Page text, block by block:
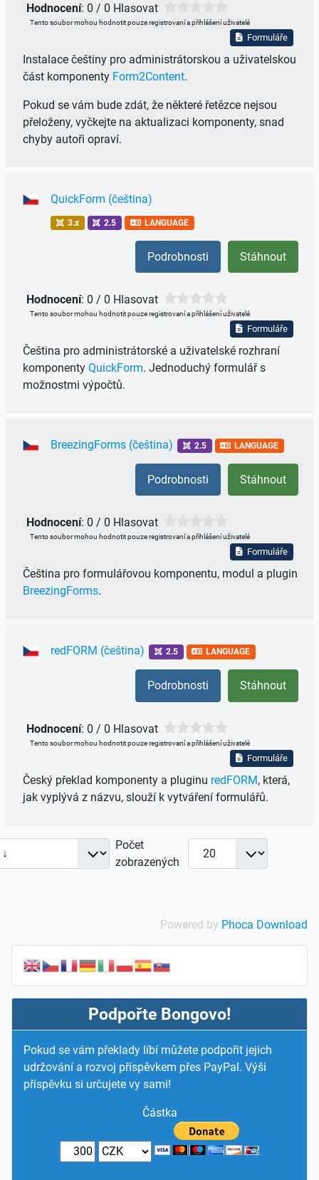
Hodnocení: 0 / 0 Hlasovat
Tento soubor mohou hodnotit pouze registrovaní a přihlášení uživatelé
Formuláře
Instalace češtiny pro administrátorskou a uživatelskou
část komponenty Form2Content.
Pokud se vám bude zdát, že některé řetězce nejsou
přeloženy, vyčkejte na aktualizaci komponenty, snad
chyby autoři opraví.
QuickForm (čeština)
3.x 2.5 LANGUAGE
Stáhnout
Podrobnosti
Hodnocení: 0 / 0 Hlasovat
Tento soubor mohou hodnotit pouze registrovaní a přihlášení uživatelé
Formuláře
Čeština pro administrátorské a uživatelské rozhraní
komponenty QuickForm. Jednoduchý formulář s
možnostmi výpočtů.
BreezingForms (čeština) 2.5 LANGUAGE
Stáhnout
Podrobnosti
Hodnocení: 0 / 0 Hlasovat
Tento soubor mohou hodnotit pouze registrovaní a přihlášení uživatelé
Formuláře
Čeština pro formulářovou komponentu, modul a plugin
BreezingForms.
redFORM (čeština) 2.5 LANGUAGE
Stáhnout
Podrobnosti
Hodnocení: 0 / 0 Hlasovat
Tento soubor mohou hodnotit pouze registrovaní a přihlášení uživatelé
Formuláře
Český překlad komponenty a pluginu redFORM, která,
jak vyplývá z názvu, slouží k vytváření formulářů.
Počet
zobrazených
Powered by Phoca Download
Podpořte Bongovo!
Pokud se vám překlady líbí můžete podpořit jejich
udržování a rozvoj příspěvkem přes PayPal. Výši
příspěvku si určujete vy sami!
Částka